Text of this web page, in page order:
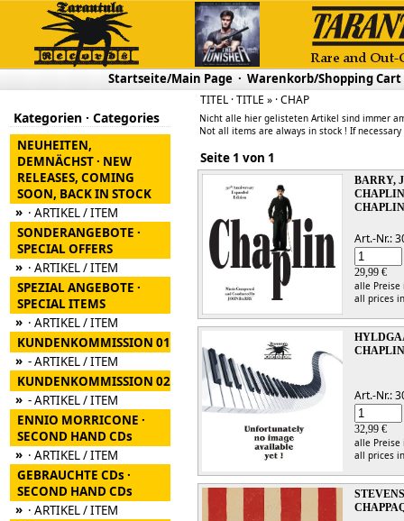
Startseite/Main Page · Warenkorb/Shopping Cart
Kategorien · Categories
NEUHEITEN,
DEMNÄCHST · NEW
RELEASES, COMING
SOON, BACK IN STOCK
» · ARTIKEL / ITEM
SONDERANGEBOTE ·
SPECIAL OFFERS
» · ARTIKEL / ITEM
SPEZIAL ANGEBOTE ·
SPECIAL ITEMS
» · ARTIKEL / ITEM
KUNDENKOMMISSION 01
» - ARTIKEL / ITEM
KUNDENKOMMISSION 02
» - ARTIKEL / ITEM
ENNIO MORRICONE ·
SECOND HAND CDs
» · ARTIKEL / ITEM
GEBRAUCHTE CDs ·
SECOND HAND CDs
» · ARTIKEL / ITEM
TITEL · TITLE » · CHAP
Nicht alle hier gelisteten Artikel sind immer
Not all items are always in stock ! If
Seite 1 von 1
BARRY,
Art.-Nr.:
29,99 €
alle
all prices
Art.-Nr.:
32,99 €
alle
all prices